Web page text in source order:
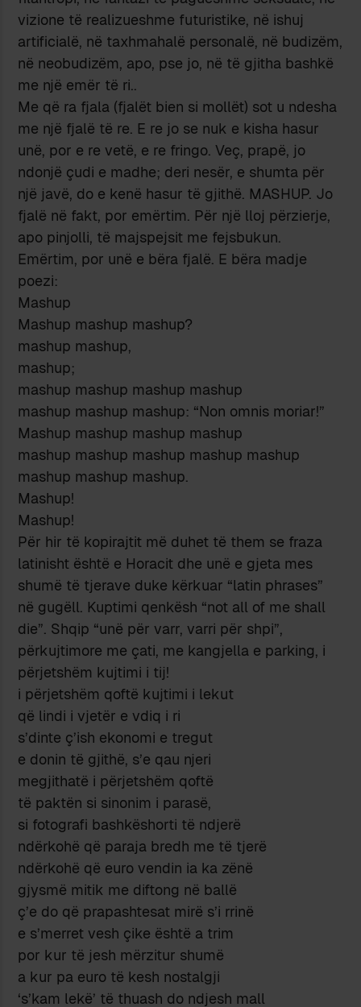
vizione të realizueshme futuristike, në ishuj
artificialë, në taxhmahalë personalë, në budizëm,
në neobudizëm, apo, pse jo, në të gjitha bashkë
me një emër të ri..
Me që ra fjala (fjalët bien si mollët) sot u ndesha
me një fjalë të re. E re jo se nuk e kisha hasur
unë, por e re vetë, e re fringo. Veç, prapë, jo
ndonjë çudi e madhe; deri nesër, e shumta për
një javë, do e kenë hasur të gjithë. MASHUP. Jo
fjalë në fakt, por emërtim. Për një lloj përzierje,
apo pinjolli, të majspejsit me fejsbukun.
Emërtim, por unë e bëra fjalë. E bëra madje
poezi:
Mashup
Mashup mashup mashup?
mashup mashup,
mashup;
mashup mashup mashup mashup
mashup mashup mashup: “Non omnis moriar!”
Mashup mashup mashup mashup
mashup mashup mashup mashup mashup
mashup mashup mashup.
Mashup!
Mashup!
Për hir të kopirajtit më duhet të them se fraza
latinisht është e Horacit dhe unë e gjeta mes
shumë të tjerave duke kërkuar “latin phrases”
në gugëll. Kuptimi qenkësh “not all of me shall
die”. Shqip “unë për varr, varri për shpi”,
përkujtimore me çati, me kangjella e parking, i
përjetshëm kujtimi i tij!
i përjetshëm qoftë kujtimi i lekut
që lindi i vjetër e vdiq i ri
s’dinte ç’ish ekonomi e tregut
e donin të gjithë, s’e qau njeri
megjithatë i përjetshëm qoftë
të paktën si sinonim i parasë,
si fotografi bashkëshorti të ndjerë
ndërkohë që paraja bredh me të tjerë
ndërkohë që euro vendin ia ka zënë
gjysmë mitik me diftong në ballë
ç’e do që prapashtesat mirë s’i rrinë
e s’merret vesh çike është a trim
por kur të jesh mërzitur shumë
a kur pa euro të kesh nostalgji
‘s’kam lekë’ të thuash do ndjesh mall